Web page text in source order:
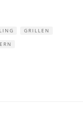
GRILLEN